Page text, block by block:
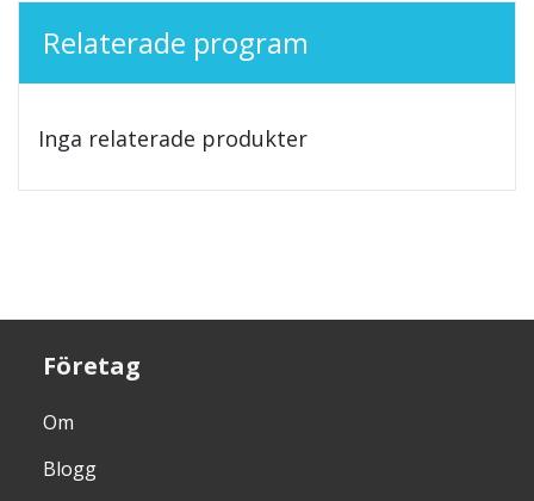
Relaterade program
Inga relaterade produkter
Företag
Om
Blogg